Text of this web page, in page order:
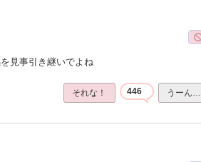
見事引き継いでよね
それな！ 446 うーん…